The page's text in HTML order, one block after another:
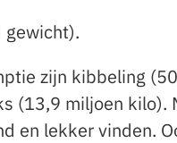
gewicht).
zijn kibbeling
(13,9 miljoen kilo).
en lekker vinden.